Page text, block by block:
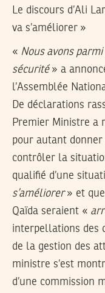
Le discours d’Ali
va s’améliorer »
« Nous avons
sécurité» a
l’Assemblée
De déclarations
Premier Ministre a
pour autant donner
contrôler la
qualifié d’une
s’améliorer» et
Qaïda seraient «
interpellations des
de la gestion des
ministre s’est
d’une commission